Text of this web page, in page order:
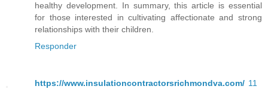
healthy development. In summary, this article is essential
for those interested in cultivating affectionate and strong
relationships with their children.
Responder
https://www.insulationcontractorsrichmondva.com/ 11